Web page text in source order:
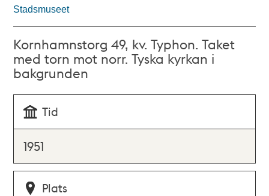
Stadsmuseet
Kornhamnstorg 49, kv. Typhon. Taket
med torn mot norr. Tyska kyrkan i
bakgrunden
Tid
1951
Plats